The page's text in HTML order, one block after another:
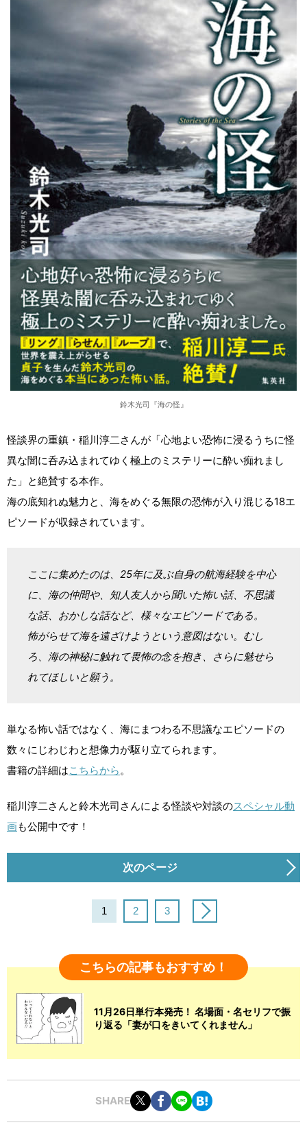
鈴木光司『海の怪』
怪談界の重鎮・稲川淳二さんが「心地よい恐怖に浸るうちに怪
異な闇に呑み込まれてゆく極上のミステリーに酔い痴れまし
た」と絶賛する本作。
海の底知れぬ魅力と、海をめぐる無限の恐怖が入り混じる18エ
ピソードが収録されています。
ここに集めたのは、25年に及ぶ自身の航海経験を中心
に、海の仲間や、知人友人から聞いた怖い話、不思議
な話、おかしな話など、様々なエピソードである。
怖がらせて海を遠ざけようという意図はない。むし
ろ、海の神秘に触れて畏怖の念を抱き、さらに魅せら
れてほしいと願う。
単なる怖い話ではなく、海にまつわる不思議なエピソードの
数々にじわじわと想像力が駆り立てられます。
書籍の詳細はこちらから 。
稲川淳二さんと鈴木光司さんによる怪談や対談のスペシャル動
画も公開中です！
次のページ
1 2 3
こちらの記事もおすすめ！
11月26日単行本発売！ 名場面・名セリフで振
り返る「妻が口をきいてくれません」
SHARE